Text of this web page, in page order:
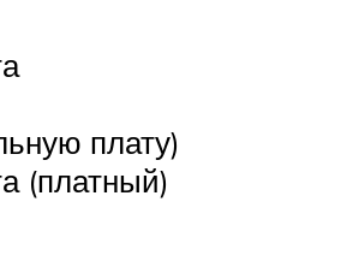
плату)
(платный)